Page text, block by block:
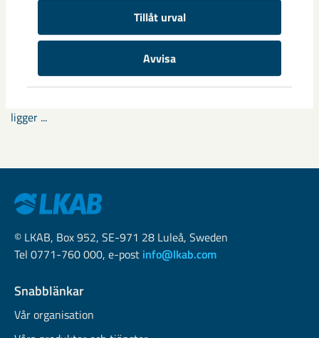
Tillåt urval
Avvisa
Fokus på östra Malmberget i
samhällsomvandlingen
Samhällsomvandlingen i Gällivare har pågått i snart tio år
ligger ...
© LKAB, Box 952, SE-971 28 Luleå, Sweden
Tel 0771-760 000, e-post info@lkab.com
Snabblänkar
Vår organisation